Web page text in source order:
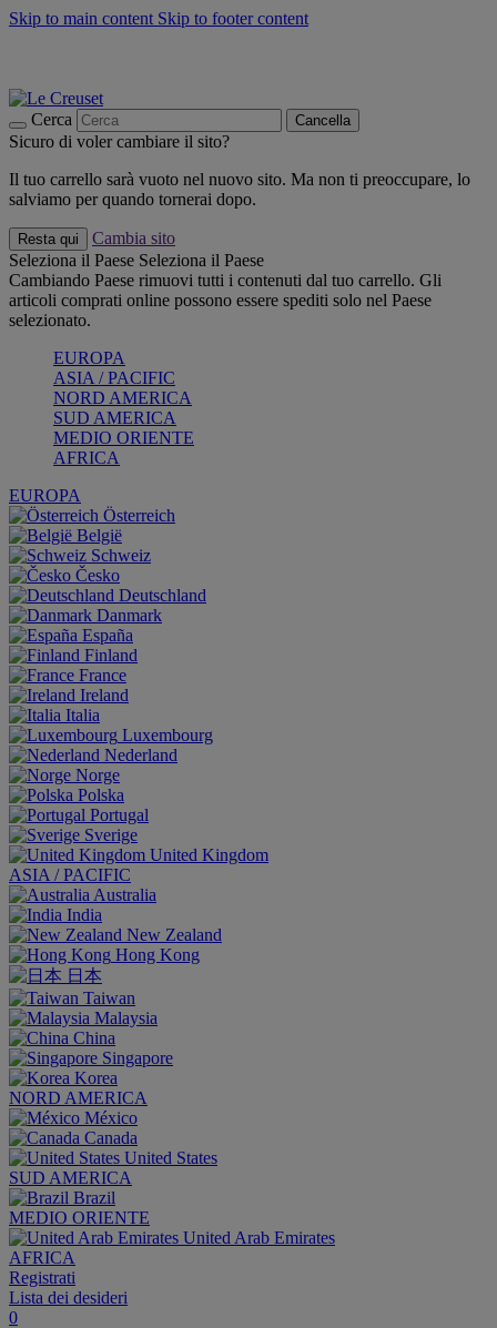
Skip to main content Skip to footer content
Cerca Cancella
Sicuro di voler cambiare il sito?
Il tuo carrello sarà vuoto nel nuovo sito. Ma non ti preoccupare, lo
salviamo per quando tornerai dopo.
Resta qui
Cambia sito
Seleziona il Paese Seleziona il Paese
Cambiando Paese rimuovi tutti i contenuti dal tuo carrello. Gli
articoli comprati online possono essere spediti solo nel Paese
selezionato.
EUROPA
ASIA / PACIFIC
NORD AMERICA
SUD AMERICA
MEDIO ORIENTE
AFRICA
EUROPA
Österreich
België
Schweiz
Česko
Deutschland
Danmark
España
Finland
France
Ireland
Italia
Luxembourg
Nederland
Norge
Polska
Portugal
Sverige
United Kingdom
ASIA / PACIFIC
Australia
India
New Zealand
Hong Kong
日本
Taiwan
Malaysia
China
Singapore
Korea
NORD AMERICA
México
Canada
United States
SUD AMERICA
Brazil
MEDIO ORIENTE
United Arab Emirates
AFRICA
Registrati
Lista dei desideri
0